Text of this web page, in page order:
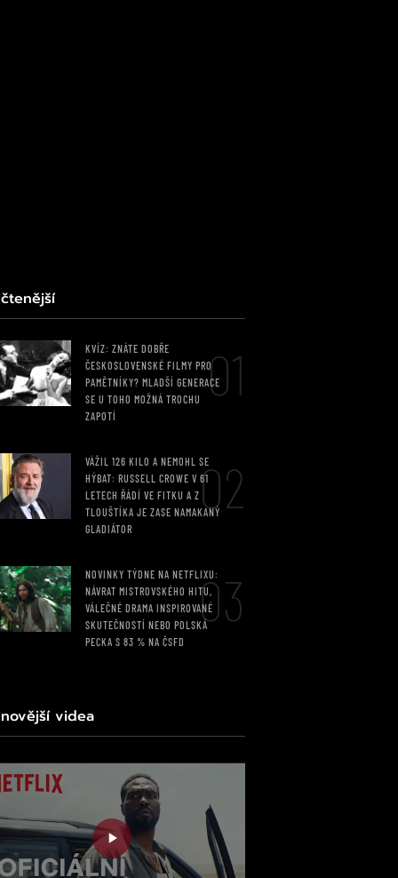
KVÍZ: ZNÁTE DOBŘE
ČESKOSLOVENSKÉ FILMY PRO
PAMĚTNÍKY? MLADŠÍ GENERACE
SE U TOHO MOŽNÁ TROCHU
ZAPOTÍ
01
VÁŽIL 126 KILO A NEMOHL SE
HÝBAT: RUSSELL CROWE V 61
LETECH ŘÁDÍ VE FITKU A Z
TLOUŠTÍKA JE ZASE NAMAKANÝ
GLADIÁTOR
02
NOVINKY TÝDNE NA NETFLIXU:
NÁVRAT MISTROVSKÉHO HITU,
VÁLEČNÉ DRAMA INSPIROVANÉ
SKUTEČNOSTÍ NEBO POLSKÁ
PECKA S 83 % NA ČSFD
03
videa